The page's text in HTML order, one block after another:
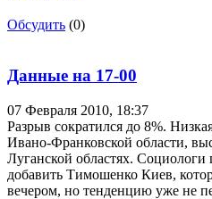
Обсудить (0)
Данные на 17-00
07 Февраля 2010, 18:37
Разрыв сократился до 8%.
Ивано-Франковской области,
Луганской областях. Социологи
добавить Тимошенко Киев,
вечером, но тенденцию уже не